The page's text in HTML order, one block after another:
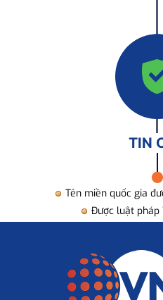
TIN
Tên miền quốc gia
Được luật pháp